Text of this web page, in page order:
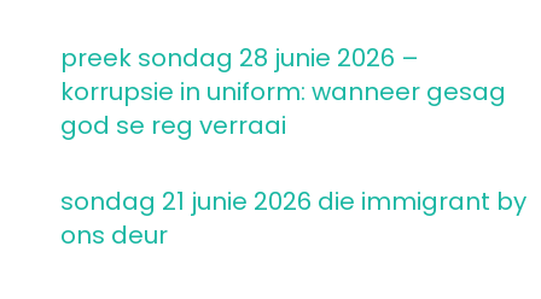
preek sondag 28 junie 2026 –
korrupsie in uniform: wanneer gesag
god se reg verraai
sondag 21 junie 2026 die immigrant by
ons deur